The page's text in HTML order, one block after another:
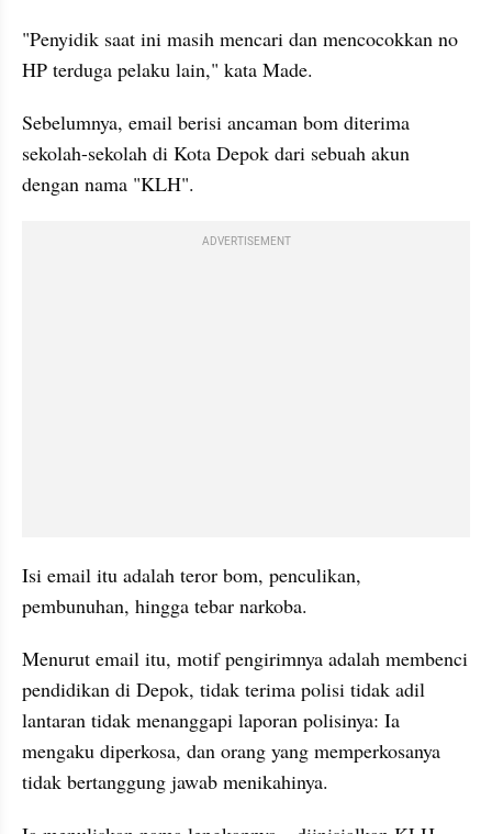
"Penyidik saat ini masih mencari dan mencocokkan no
HP terduga pelaku lain," kata Made.
Sebelumnya, email berisi ancaman bom diterima
sekolah-sekolah di Kota Depok dari sebuah akun
dengan nama "KLH".
ADVERTISEMENT
Isi email itu adalah teror bom, penculikan,
pembunuhan, hingga tebar narkoba.
Menurut email itu, motif pengirimnya adalah membenci
pendidikan di Depok, tidak terima polisi tidak adil
lantaran tidak menanggapi laporan polisinya: Ia
mengaku diperkosa, dan orang yang memperkosanya
tidak bertanggung jawab menikahinya.